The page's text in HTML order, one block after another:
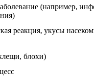
(например,
реакция, укусы
блохи)